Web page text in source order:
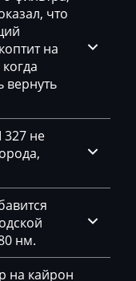
что
на
вернуть
327 не
нм.
на кайрон